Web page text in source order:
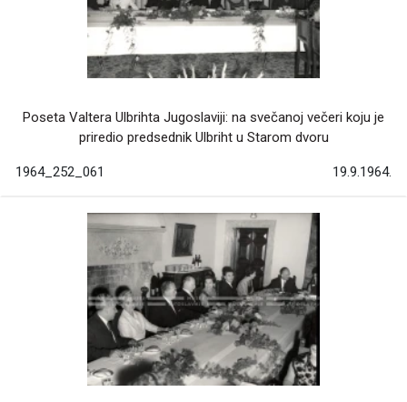
Poseta Valtera Ulbrihta Jugoslaviji: na svečanoj večeri koju je
priredio predsednik Ulbriht u Starom dvoru
1964_252_061 19.9.1964.